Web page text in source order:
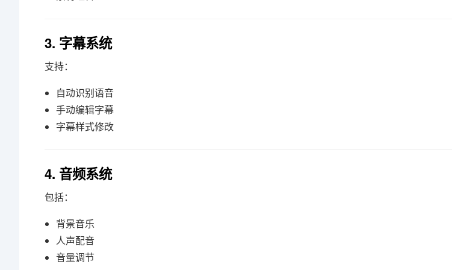
3. 字幕系统
支持：
自动识别语音
手动编辑字幕
字幕样式修改
4. 音频系统
包括：
背景音乐
人声配音
音量调节